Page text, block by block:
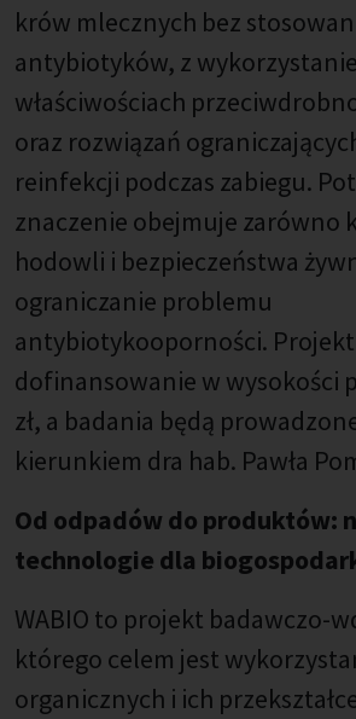
krów mlecznych bez
antybiotyków, z
właściwościach
oraz rozwiązań
reinfekcji podczas zabiegu.
znaczenie obejmuje zarówno
hodowli i bezpieczeństwa
ograniczanie problemu
antybiotykooporności. Projekt
dofinansowanie w wysokości
zł, a badania będą
kierunkiem dra hab. Pawła
Od odpadów do produktów:
technologie dla
WABIO to projekt badawczo-
którego celem jest
organicznych i ich